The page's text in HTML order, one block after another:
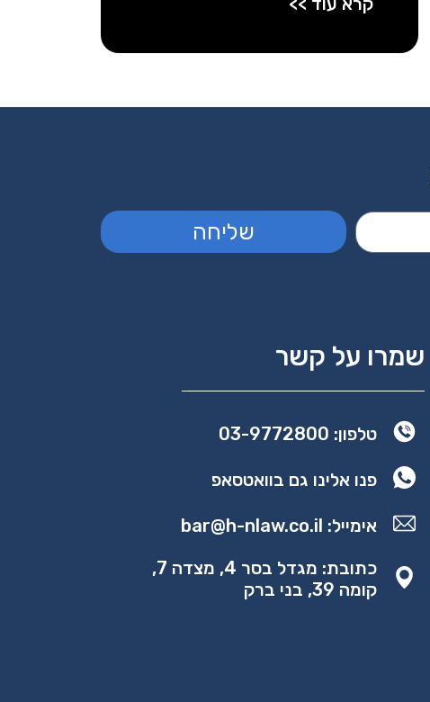
שליחה
שמרו על קשר
טלפון: 03-9772800
פנו אלינו גם בוואטסאפ
אימייל: bar@h-nlaw.co.il
כתובת: מגדל בסר 4, מצדה 7,
קומה 39, בני ברק